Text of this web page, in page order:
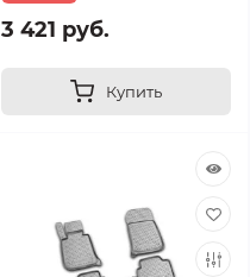
3 421 руб.
Купить